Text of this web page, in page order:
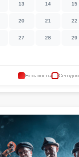
13 14 15
20 21 22
27 28 29
Есть посты Сегодня